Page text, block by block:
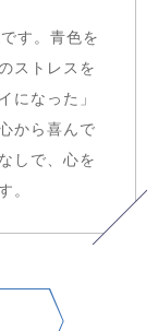
す。青色を
ストレスを
になった」
から喜んで
しで、心を
。